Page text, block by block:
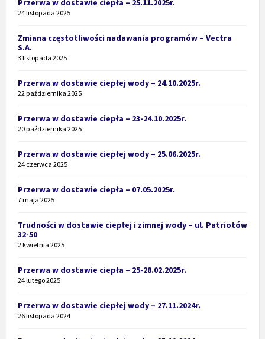
24 listopada 2025
Zmiana częstotliwości nadawania programów – Vectra
S.A.
3 listopada 2025
Przerwa w dostawie ciepłej wody – 24.10.2025r.
22 października 2025
Przerwa w dostawie ciepła – 23-24.10.2025r.
20 października 2025
Przerwa w dostawie ciepłej wody – 25.06.2025r.
24 czerwca 2025
Przerwa w dostawie ciepła – 07.05.2025r.
7 maja 2025
Trudności w dostawie ciepłej i zimnej wody – ul. Patriotów
32-50
2 kwietnia 2025
Przerwa w dostawie ciepła – 25-28.02.2025r.
24 lutego 2025
Przerwa w dostawie ciepłej wody – 27.11.2024r.
26 listopada 2024